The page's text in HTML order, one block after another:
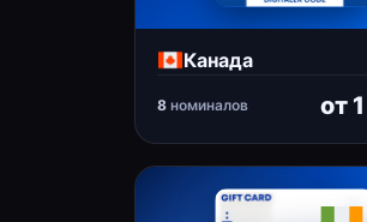
Канада
8 номиналов от